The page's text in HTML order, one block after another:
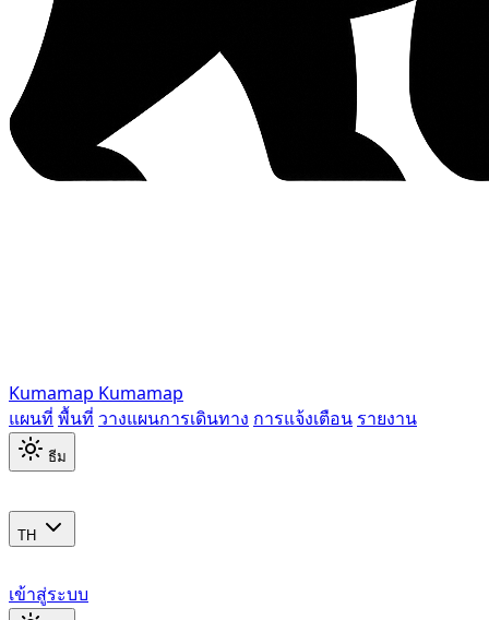
Kumamap Kumamap
แผนที่ พื้นที่ วางแผนการเดินทาง การแจ้งเตือน รายงาน
ธีม
TH
เข้าสู่ระบบ